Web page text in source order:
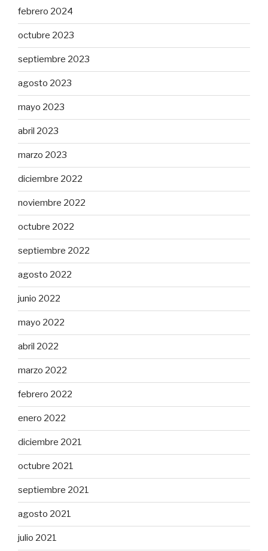
febrero 2024
octubre 2023
septiembre 2023
agosto 2023
mayo 2023
abril 2023
marzo 2023
diciembre 2022
noviembre 2022
octubre 2022
septiembre 2022
agosto 2022
junio 2022
mayo 2022
abril 2022
marzo 2022
febrero 2022
enero 2022
diciembre 2021
octubre 2021
septiembre 2021
agosto 2021
julio 2021